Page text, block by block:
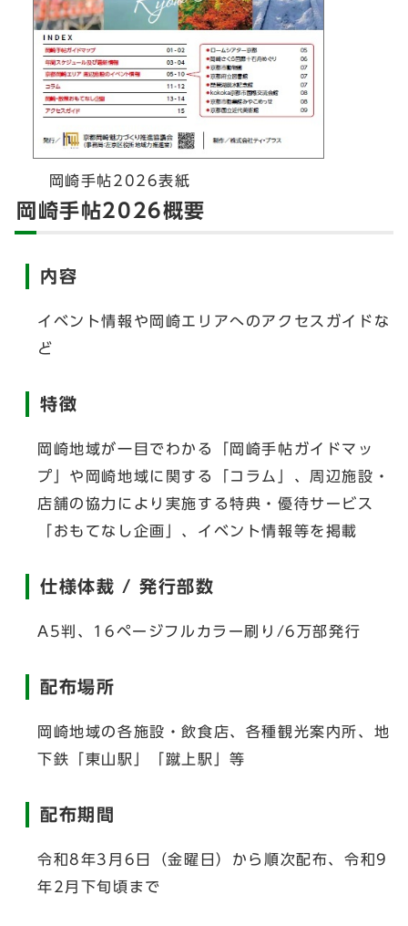
岡崎手帖2026表紙
岡崎手帖2026概要
内容
イベント情報や岡崎エリアへのアクセスガイドな
ど
特徴
岡崎地域が一目でわかる「岡崎手帖ガイドマッ
プ」や岡崎地域に関する「コラム」、周辺施設・
店舗の協力により実施する特典・優待サービス
「おもてなし企画」、イベント情報等を掲載
仕様体裁 / 発行部数
A5判、16ページフルカラー刷り/6万部発行
配布場所
岡崎地域の各施設・飲食店、各種観光案内所、地
下鉄「東山駅」「蹴上駅」等
配布期間
令和8年3月6日（金曜日）から順次配布、令和9
年2月下旬頃まで